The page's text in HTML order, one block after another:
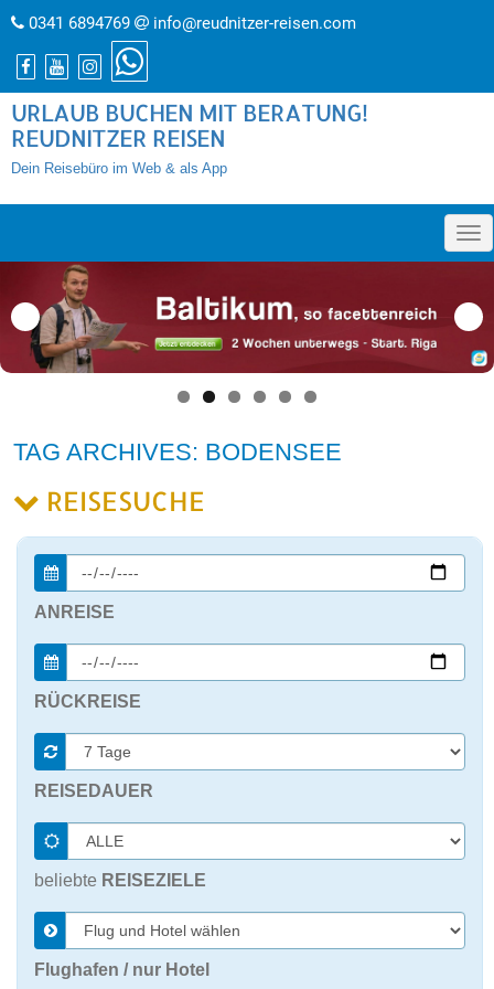
0341 6894769 info@reudnitzer-reisen.com
URLAUB BUCHEN MIT BERATUNG!
REUDNITZER REISEN
Dein Reisebüro im Web & als App
»
TAG ARCHIVES: BODENSEE
REISESUCHE
ANREISE
RÜCKREISE
REISEDAUER
beliebte REISEZIELE
Flughafen / nur Hotel